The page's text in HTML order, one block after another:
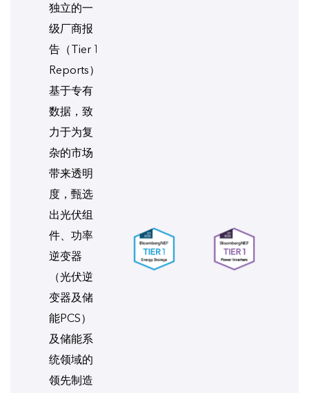
独立的一
级厂商报
告（Tier 1
Reports）
基于专有
数据，致
力于为复
杂的市场
带来透明
度，甄选
出光伏组
件、功率
逆变器
（光伏逆
变器及储
能PCS）
及储能系
统领域的
领先制造